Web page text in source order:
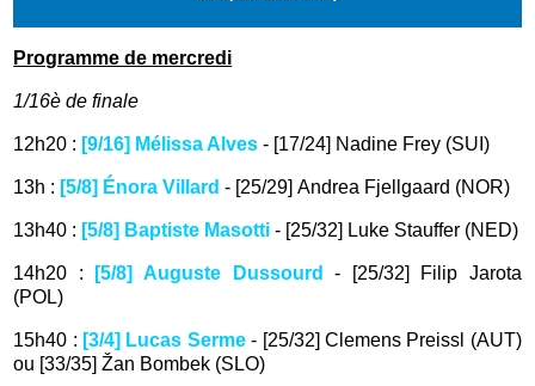
Programme de mercredi
1/16è de finale
12h20 : [9/16] Mélissa Alves - [17/24] Nadine Frey (SUI)
13h : [5/8] Énora Villard - [25/29]Andrea Fjellgaard (NOR)
13h40 : [5/8] Baptiste Masotti - [25/32] Luke Stauffer (NED)
14h20 : [5/8] Auguste Dussourd - [25/32]
Filip Jarota
(POL)
15h40 : [3/4] Lucas Serme- [25/32]Clemens Preissl (AUT)
ou [33/35]Žan Bombek (SLO)